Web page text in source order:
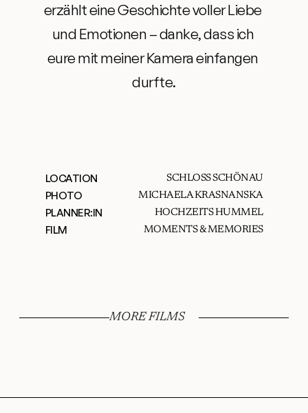
erzählt eine Geschichte voller Liebe
und Emotionen – danke, dass ich
eure mit meiner Kamera einfangen
durfte.
LOCATION
PHOTO
PLANNER:IN
FILM
SCHLOSS SCHÖNAU
MICHAELA KRASNANSKA
HOCHZEITS HUMMEL
MOMENTS & MEMORIES
MORE FILMS